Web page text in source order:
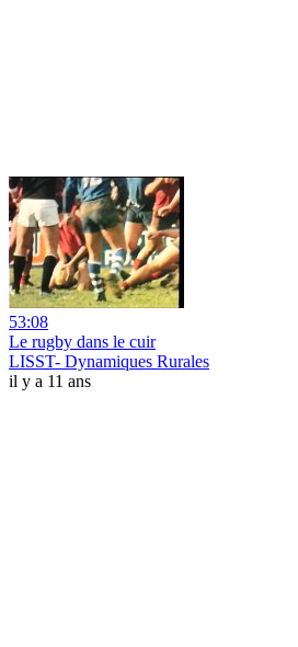
53:08
Le rugby dans le cuir
LISST- Dynamiques Rurales
il y a 11 ans